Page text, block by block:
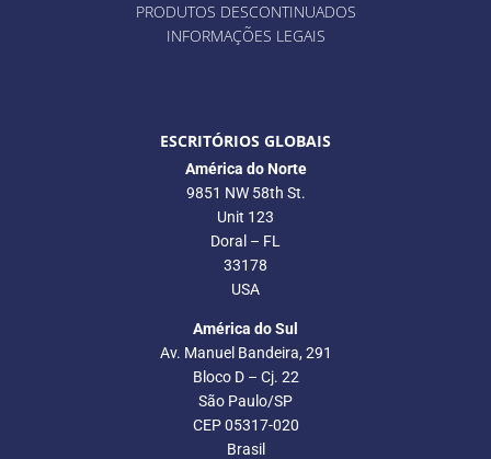
PRODUTOS DESCONTINUADOS
INFORMAÇÕES LEGAIS
ESCRITÓRIOS GLOBAIS
América do Norte
9851 NW 58th St.
Unit 123
Doral – FL
33178
USA
América do Sul
Av. Manuel Bandeira, 291
Bloco D – Cj. 22
São Paulo/SP
CEP 05317-020
Brasil